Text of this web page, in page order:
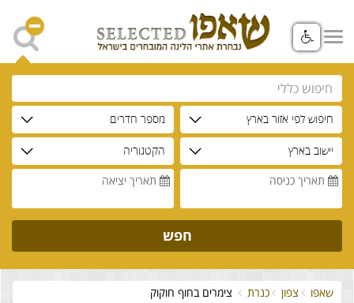
חיפוש לפי אזור בארץ מספר חדרים
יישוב בארץ
הקטגוריה
תאריך כניסה
תאריך יציאה
חפש
שאפו צפון כנרת צימרים בחוף חוקוק